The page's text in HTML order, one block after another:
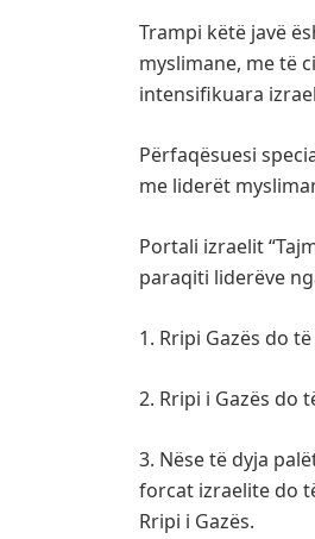
Trampi këtë javë
myslimane, me të
intensifikuara
Përfaqësuesi
me liderët
Portali izraelit
paraqiti liderëve
1. Rripi Gazës do
2. Rripi i Gazës
3. Nëse të dyja
forcat izraelite do
Rripi i Gazës.